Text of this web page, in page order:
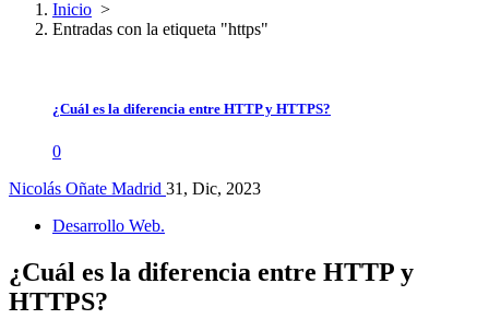
Inicio >
Entradas con la etiqueta "https"
¿Cuál es la diferencia entre HTTP y HTTPS?
0
Nicolás Oñate Madrid 31, Dic, 2023
Desarrollo Web.
¿Cuál es la diferencia entre HTTP y
HTTPS?